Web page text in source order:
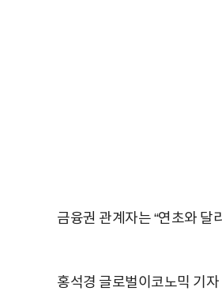
금융권 관계자는 “연초와 달
홍석경 글로벌이코노믹 기